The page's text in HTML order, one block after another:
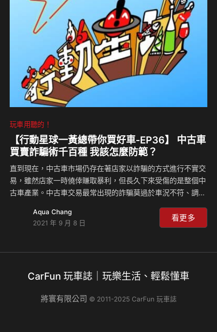
7,490元，而5款定番魔物的REMAKE MODEL款的售價則是
新台幣4,490元，即日起於全台眼鏡市場門市，台日同步上市
發售，讓日常生活也能輕鬆有型。 魔物獵人20週年限定魔物
特製款 因應20週年，眼鏡…
玩車用聽的！
【行動星球⼀黃總帶你買好車-EP36】 中古車
買賣詐騙術千百種 我該怎麼防範？
直到現在，中古車市場仍存在著店家以詐騙的方式進行不實交
易，雖然店家一時僥倖賺取暴利，但長久下來受傷的是整個中
古車產業。中古車交易最常出現的詐騙莫過於車況不符、調里
Aqua Chang
2021 年 9 月 8 日
看更多
CarFun 玩車誌｜玩樂生活、輕鬆懂車
將寰有限公司 © 2011-2025 CarFun 玩車誌